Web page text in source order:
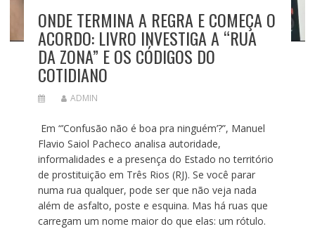
ONDE TERMINA A REGRA E COMEÇA O
ACORDO: LIVRO INVESTIGA A “RUA
DA ZONA” E OS CÓDIGOS DO
COTIDIANO
ADMIN
Em “’Confusão não é boa pra ninguém’?”, Manuel
Flavio Saiol Pacheco analisa autoridade,
informalidades e a presença do Estado no território
de prostituição em Três Rios (RJ). Se você parar
numa rua qualquer, pode ser que não veja nada
além de asfalto, poste e esquina. Mas há ruas que
carregam um nome maior do que elas: um rótulo.